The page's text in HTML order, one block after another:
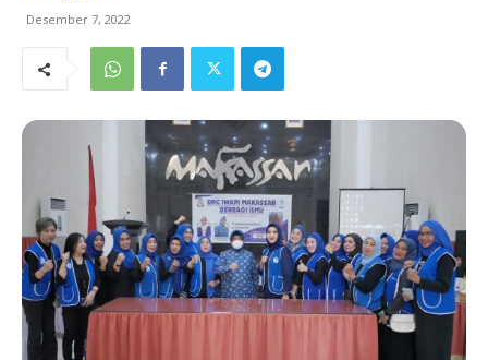
Desember 7, 2022